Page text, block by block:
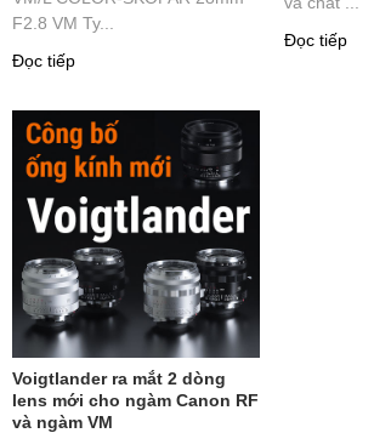
F2.8 VM Ty...
Đọc tiếp
Đọc tiếp
Voigtlander ra mắt 2 dòng
lens mới cho ngàm Canon RF
và ngàm VM